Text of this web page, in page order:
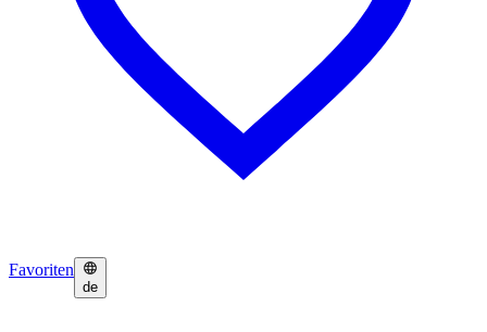
Favoriten
de